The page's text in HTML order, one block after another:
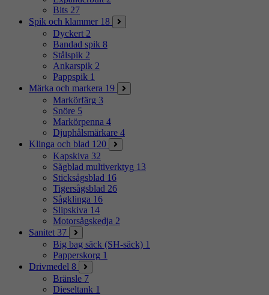
Bits 27
Spik och klammer 18
Dyckert 2
Bandad spik 8
Stålspik 2
Ankarspik 2
Pappspik 1
Märka och markera 19
Markörfärg 3
Snöre 5
Markörpenna 4
Djuphålsmärkare 4
Klinga och blad 120
Kapskiva 32
Sågblad multiverktyg 13
Sticksågsblad 16
Tigersågsblad 26
Sågklinga 16
Slipskiva 14
Motorsågskedja 2
Sanitet 37
Big bag säck (SH-säck) 1
Papperskorg 1
Drivmedel 8
Bränsle 7
Dieseltank 1